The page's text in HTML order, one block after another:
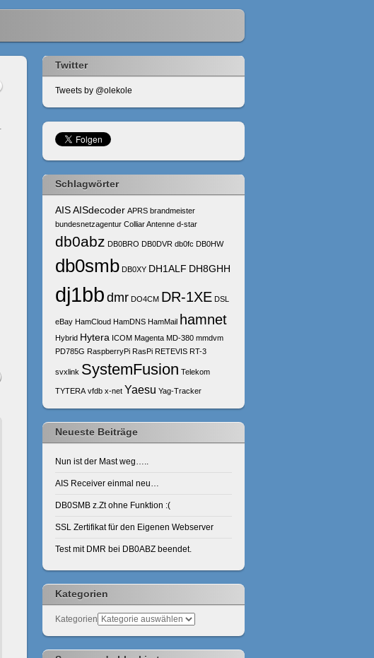
Twitter
Tweets by @olekole
Schlagwörter
AISAISdecoder APRS brandmeister
bundesnetzagentur Colliar Antenne d-star
db0abz DB0BRO DB0DVR db0fc DB0HW
db0smb DB0XY DH1ALF DH8GHH
dj1bbdmr DO4CM DR-1XE DSL
eBay HamCloud HamDNS HamMail hamnet
Hybrid Hytera ICOM Magenta MD-380 mmdvm
PD785G RaspberryPi RasPi RETEVIS RT-3
svxlink SystemFusion Telekom
TYTERA vfdb x-net Yaesu Yag-Tracker
Neueste Beiträge
Nun ist der Mast weg…..
AIS Receiver einmal neu…
DB0SMB z.Zt ohne Funktion :(
SSL Zertifikat für den Eigenen Webserver
Test mit DMR bei DB0ABZ beendet.
Kategorien
Kategorien